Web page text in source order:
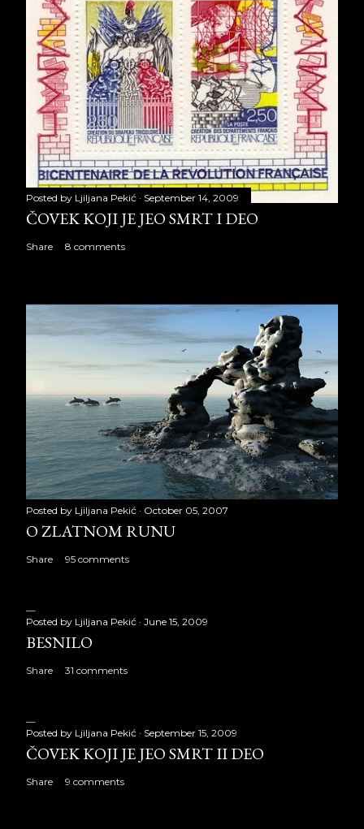
Posted by Ljiljana Pekić September 14, 2009
ČOVEK KOJI JE JEO SMRT I DEO
Share 8 comments
Posted by Ljiljana Pekić October 05, 2007
O ZLATNOM RUNU
Share 95 comments
Posted by Ljiljana Pekić June 15, 2009
BESNILO
Share 31 comments
Posted by Ljiljana Pekić September 15, 2009
ČOVEK KOJI JE JEO SMRT II DEO
Share 9 comments